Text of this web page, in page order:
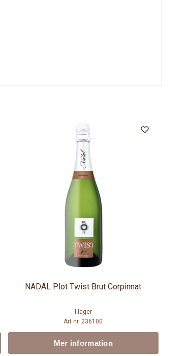
NADAL Plot Twist Brut Corpinnat
I lager
Art nr. 236100
Mer information